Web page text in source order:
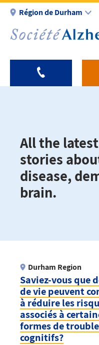
Aller
contenu
Région de Durham
All the
stories
disease,
brain.
Saviez-vous que
de vie peuvent
à réduire les
associés à
formes de
cognitifs?
Durham Region